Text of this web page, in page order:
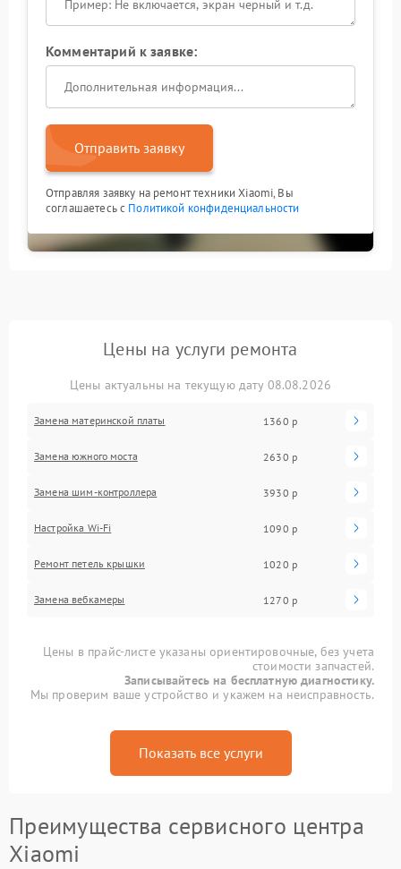
Комментарий к заявке:
Отправить заявку
Отправляя заявку на ремонт техники Xiaomi, Вы
соглашаетесь с Политикой конфиденциальности
Цены на услуги ремонта
Цены актуальны на текущую дату 08.08.2026
Замена материнской платы 1360 р
Замена южного моста 2630 р
Замена шим-контроллера 3930 р
Настройка Wi-Fi 1090 р
Ремонт петель крышки 1020 р
Замена вебкамеры 1270 р
Цены в прайс-листе указаны ориентировочные, без учета
стоимости запчастей.
Записывайтесь на бесплатную диагностику.
Мы проверим ваше устройство и укажем на неисправность.
Показать все услуги
Преимущества сервисного центра
Xiaomi